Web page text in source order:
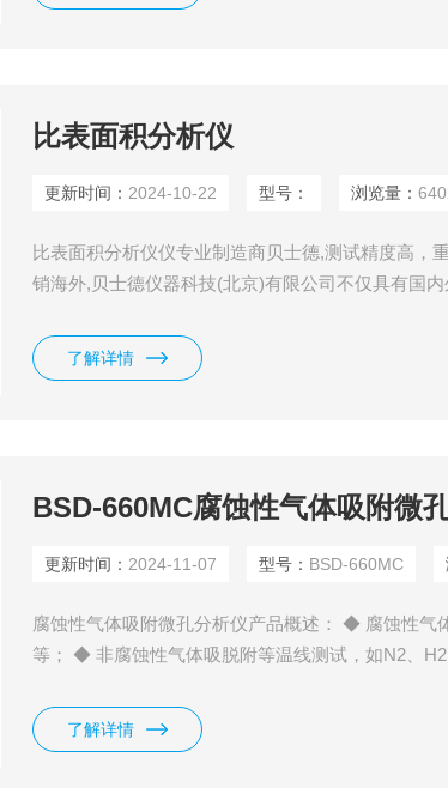
比表面积分析仪
更新时间： 2024-10-22 型号： 浏览量：
比表面积分析仪仪专业制造商贝士德,测试精度高，
销海外,贝士德仪器科技(北京)有限公司不仅具有国
了解详情
BSD-660MC腐蚀性气体吸附微
更新时间： 2024-11-07 型号： BSD-660MC
腐蚀性气体吸附微孔分析仪产品概述： ◆ 腐蚀性气
等； ◆ 非腐蚀性气体吸脱附等温线测试，如N2、
了解详情